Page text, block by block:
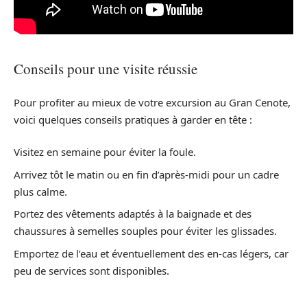
Conseils pour une visite réussie
Pour profiter au mieux de votre excursion au Gran Cenote,
voici quelques conseils pratiques à garder en tête :
Visitez en semaine pour éviter la foule.
Arrivez tôt le matin ou en fin d’après-midi pour un cadre
plus calme.
Portez des vêtements adaptés à la baignade et des
chaussures à semelles souples pour éviter les glissades.
Emportez de l’eau et éventuellement des en-cas légers, car
peu de services sont disponibles.